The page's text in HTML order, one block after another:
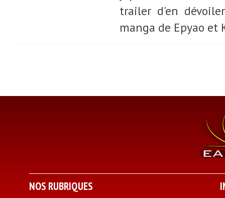
trailer d'en
manga de Epyao et
NOS RUBRIQUES